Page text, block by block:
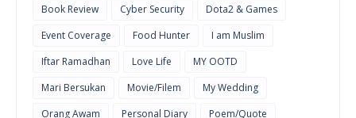
Book Review
Cyber Security
Dota2 & Games
Event Coverage
Food Hunter
I am Muslim
Iftar Ramadhan
Love Life
MY OOTD
Mari Bersukan
Movie/Filem
My Wedding
Orang Awam
Personal Diary
Poem/Quote